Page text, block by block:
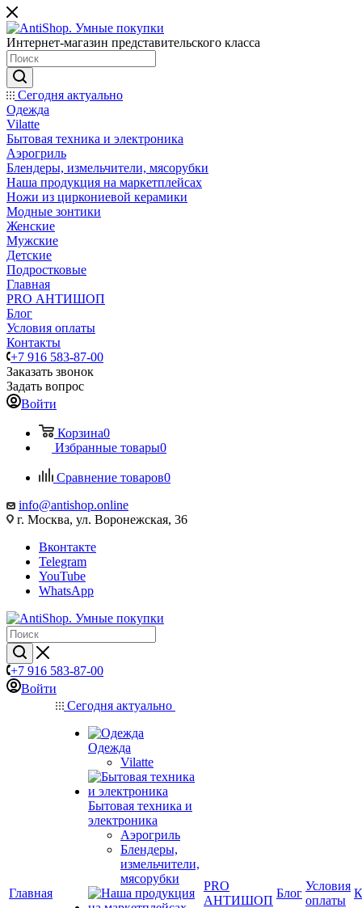
Интернет-магазин представительского класса
Сегодня актуально
Одежда
Vilatte
Бытовая техника и электроника
Аэрогриль
Блендеры, измельчители, мясорубки
Наша продукция на маркетплейсах
Ножи из циркониевой керамики
Модные зонтики
Женские
Мужские
Детские
Подростковые
Главная
PRO АНТИШОП
Блог
Условия оплаты
Контакты
+7 916 583-87-00
Заказать звонок
Задать вопрос
Войти
Корзина0
Избранные товары0
Сравнение товаров0
info@antishop.online
г. Москва, ул. Воронежская, 36
Вконтакте
Telegram
YouTube
WhatsApp
+7 916 583-87-00
Войти
Главная
Сегодня актуально
Одежда
Vilatte
Бытовая техника и
электроника
Аэрогриль
Блендеры,
измельчители,
мясорубки
PRO
АНТИШОП
Блог
Условия
оплаты